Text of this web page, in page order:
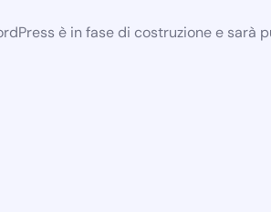
è in fase di costruzione e sarà